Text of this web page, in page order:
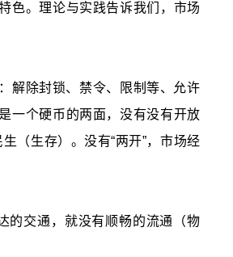
色。理论与实践告诉我们，市场
解除封锁、禁令、限制等、允许
一个硬币的两面，没有没有开放
（生存）。没有“两开”，市场经
的交通，就没有顺畅的流通（物